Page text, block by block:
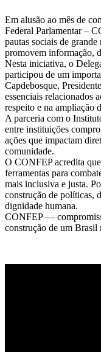
Em alusão ao mês de
Federal Parlamentar –
pautas sociais de
promovem informação,
Nesta iniciativa, o
participou de um
Capdebosque,
essenciais relacionados
respeito e na ampliação
A parceria com o
entre instituições
ações que impactam
comunidade.
O CONFEP acredita
ferramentas para
mais inclusiva e justa.
construção de políticas,
dignidade humana.
CONFEP —
construção de um Brasil